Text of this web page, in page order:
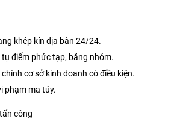
khép kín địa bàn 24/24.
tụ điểm phức tạp, băng nhóm.
chính cơ sở kinh doanh có điều kiện.
phạm ma túy.
công